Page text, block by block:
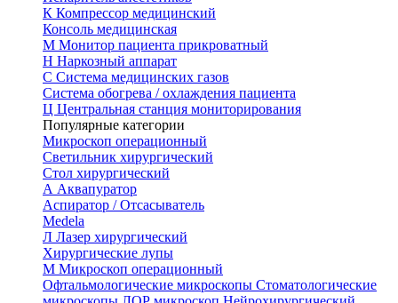
К Компрессор медицинский
Консоль медицинская
М Монитор пациента прикроватный
Н Наркозный аппарат
С Система медицинских газов
Система обогрева / охлаждения пациента
Ц Центральная станция мониторирования
Популярные категории
Микроскоп операционный
Светильник хирургический
Стол хирургический
А Аквапуратор
Аспиратор / Отсасыватель
Medela
Л Лазер хирургический
Хирургические лупы
М Микроскоп операционный
Офтальмологические микроскопы Стоматологические